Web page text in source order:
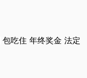
包吃住 年终奖金 法定